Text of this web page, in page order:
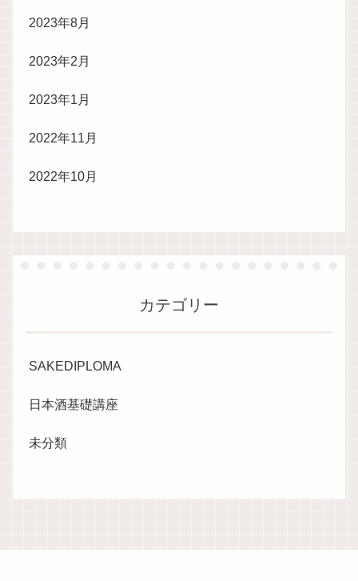
2023年8月
2023年2月
2023年1月
2022年11月
2022年10月
カテゴリー
SAKEDIPLOMA
日本酒基礎講座
未分類